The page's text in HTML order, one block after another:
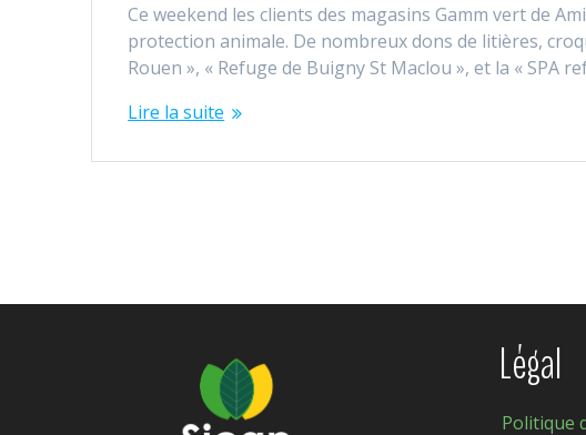
Ce weekend les clients des magasins Gamm vert de
protection animale. De nombreux dons de litières,
Rouen », « Refuge de Buigny St Maclou », et la « SPA
Lire la suite
Légal
Politique